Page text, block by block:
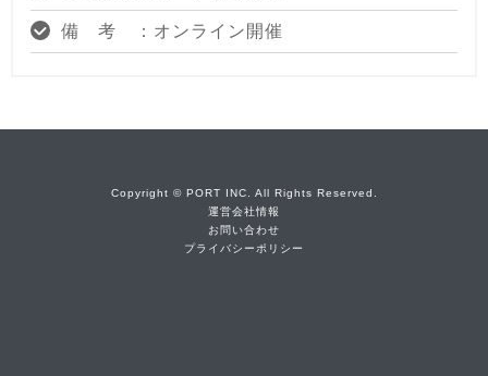
備 考 ：オンライン開催
Copyright © PORT INC. All Rights Reserved.
運営会社情報
お問い合わせ
プライバシーポリシー